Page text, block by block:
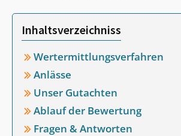
Inhaltsverzeichniss
Wertermittlungsverfahren
Anlässe
Unser Gutachten
Ablauf der Bewertung
Fragen & Antworten